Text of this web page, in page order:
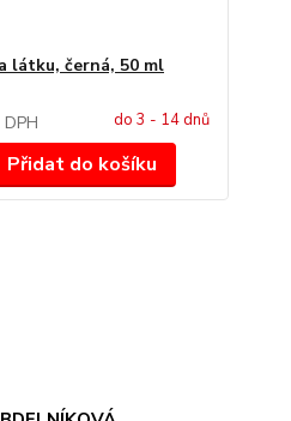
látku, černá, 50 ml
do 3 - 14 dnů
Přidat do košíku